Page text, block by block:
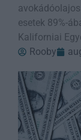
esetek 89%-
Kaliforniai
Rooby